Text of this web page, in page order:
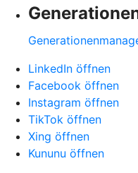
LinkedIn öffnen
Facebook öffnen
Instagram öffnen
TikTok öffnen
Xing öffnen
Kununu öffnen